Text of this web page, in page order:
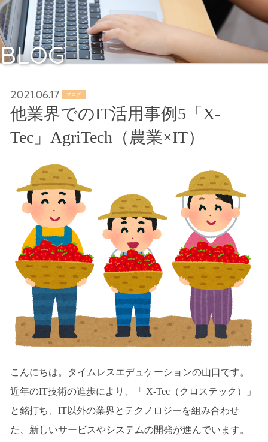
BLOG
2021.06.17 ブログ
他業界でのIT活用事例5「X-
Tec」AgriTech（農業×IT）
こんにちは。タイムレスエデュケーションの山口です。
近年のIT技術の進歩により、「 X-Tec（クロステック）」
と銘打ち、IT以外の業界とテクノロジーを組み合わせ
た、新しいサービスやシステムの開発が進んでいます。